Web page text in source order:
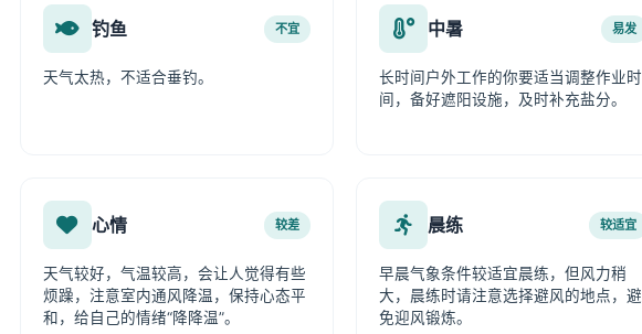
钓鱼 不宜
天气太热，不适合垂钓。
中暑 易发
长时间户外工作的你要适当调整作业时
间，备好遮阳设施，及时补充盐分。
心情 较差
天气较好，气温较高，会让人觉得有些
烦躁，注意室内通风降温，保持心态平
和，给自己的情绪“降降温”。
晨练 较适宜
早晨气象条件较适宜晨练，但风力稍
大，晨练时请注意选择避风的地点，避
免迎风锻炼。